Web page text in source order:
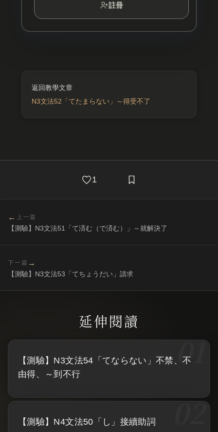
註冊
N3文法52「てたまらない」～得受不了
1
← 上一篇
【測驗】N3文法51「て済む（で済む）」～就解決了
下一篇 →
【測驗】N3文法53「てちょうだい」請求
【測驗】N3文法54「てならない」不禁、不
由得、～到不行
【測驗】N4文法50「し」接續助詞